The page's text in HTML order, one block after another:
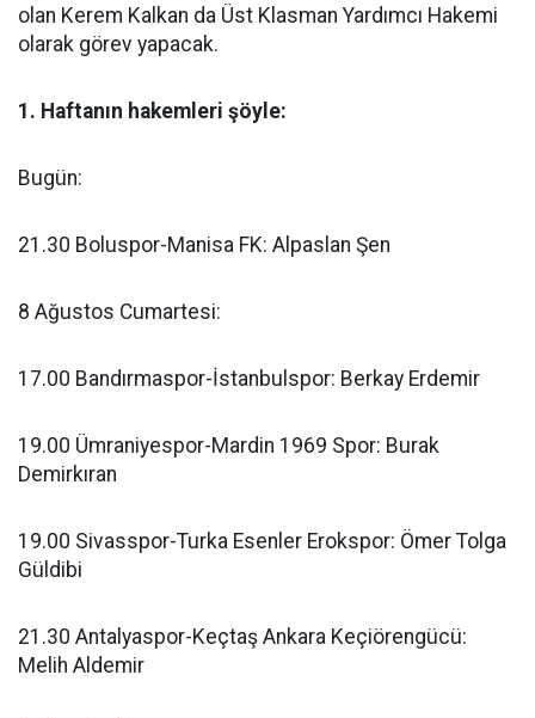
olan Kerem Kalkan da Üst Klasman Yardımcı Hakemi
olarak görev yapacak.
1. Haftanın hakemleri şöyle:
Bugün:
21.30 Boluspor-Manisa FK: Alpaslan Şen
8 Ağustos Cumartesi:
17.00 Bandırmaspor-İstanbulspor: Berkay Erdemir
19.00 Ümraniyespor-Mardin 1969 Spor: Burak
Demirkıran
19.00 Sivasspor-Turka Esenler Erokspor: Ömer Tolga
Güldibi
21.30 Antalyaspor-Keçtaş Ankara Keçiörengücü:
Melih Aldemir